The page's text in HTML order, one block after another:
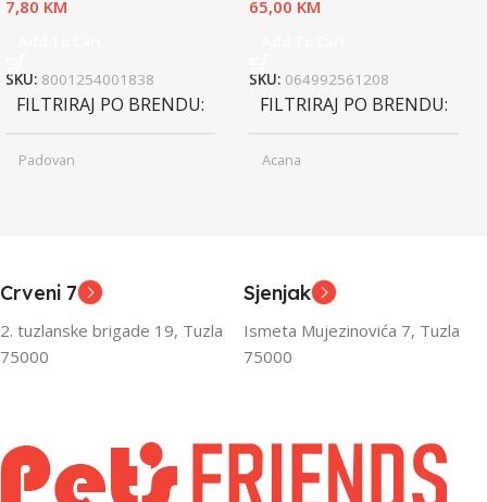
7,80 KM
SKU: 8001254001838
FILTRIRAJ PO BRENDU
Padovan
FILTRIRAJ PO TEŽINI
1kg – 3kg
65,00 KM
SKU: 064992561208
FILTRIRAJ PO BRENDU
Acana
FILTRIRAJ PO TEŽINI
Crveni 7
2. tuzlanske brigade 19, Tuzla
75000
Sjenjak
Ismeta Mujezinovića 7, Tuzla
75000